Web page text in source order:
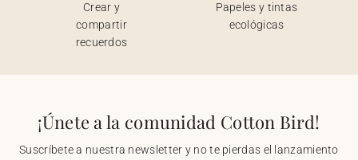
Crear y
compartir
recuerdos
Papeles y tintas
ecológicas
¡Únete a la comunidad Cotton Bird!
Suscríbete a nuestra newsletter y no te pierdas el lanzamiento